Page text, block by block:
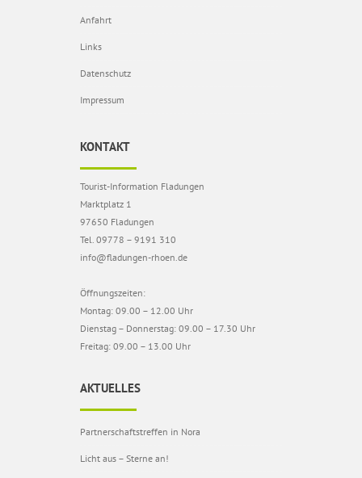
Anfahrt
Links
Datenschutz
Impressum
KONTAKT
Tourist-Information Fladungen
Marktplatz 1
97650 Fladungen
Tel. 09778 – 9191 310
info@fladungen-rhoen.de
Öffnungszeiten:
Montag: 09.00 – 12.00 Uhr
Dienstag – Donnerstag: 09.00 – 17.30 Uhr
Freitag: 09.00 – 13.00 Uhr
AKTUELLES
Partnerschaftstreffen in Nora
Licht aus – Sterne an!